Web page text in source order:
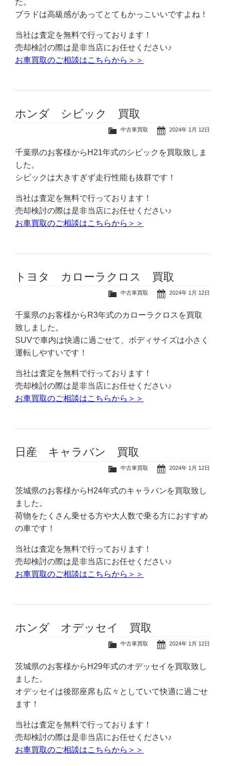
プラドは高級感があってとてもかっこいいですよね！
当社は査定を無料で行っております！
売却検討の際は是非当店にお任せください♪
お車買取のご相談はこちらから＞＞
ホンダ シビック 買取
2024年 1月 12日
中古車買取
千葉県のお客様からH21年式のシビックを買取致しま
した。
シビックは大きすぎず走行性能も抜群です！
当社は査定を無料で行っております！
売却検討の際は是非当店にお任せください♪
お車買取のご相談はこちらから＞＞
トヨタ カローラクロス 買取
2024年 1月 12日
中古車買取
千葉県のお客様からR3年式のカローラクロスを買取
致しました。
SUVで車内は快適に過ごせて、ボディサイズは小さく
運転しやすいです！
当社は査定を無料で行っております！
売却検討の際は是非当店にお任せください♪
お車買取のご相談はこちらから＞＞
日産 キャラバン 買取
2024年 1月 12日
中古車買取
茨城県のお客様からH24年式のキャラバンを買取致し
ました。
荷物をたくさん乗せる方や大人数で乗る方におすすめ
の車です！
当社は査定を無料で行っております！
売却検討の際は是非当店にお任せください♪
お車買取のご相談はこちらから＞＞
ホンダ オデッセイ 買取
2024年 1月 12日
中古車買取
茨城県のお客様からH29年式のオデッセイを買取致し
ました。
オデッセイは後部座席も広々としていて快適に過ごせ
ます！
当社は査定を無料で行っております！
売却検討の際は是非当店にお任せください♪
お車買取のご相談はこちらから＞＞